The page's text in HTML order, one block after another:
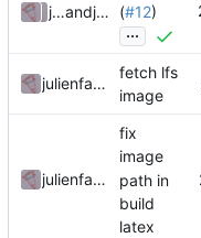
julienfastreand julienfastre
(#12)
...
julienfastre
fetch lfs
image
julienfastre
fix
image
path in
build
latex